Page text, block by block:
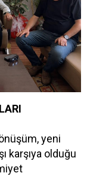
yeni
karşıya olduğu